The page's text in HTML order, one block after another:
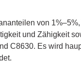
von
und Zähigkeit
C8630. Es wird